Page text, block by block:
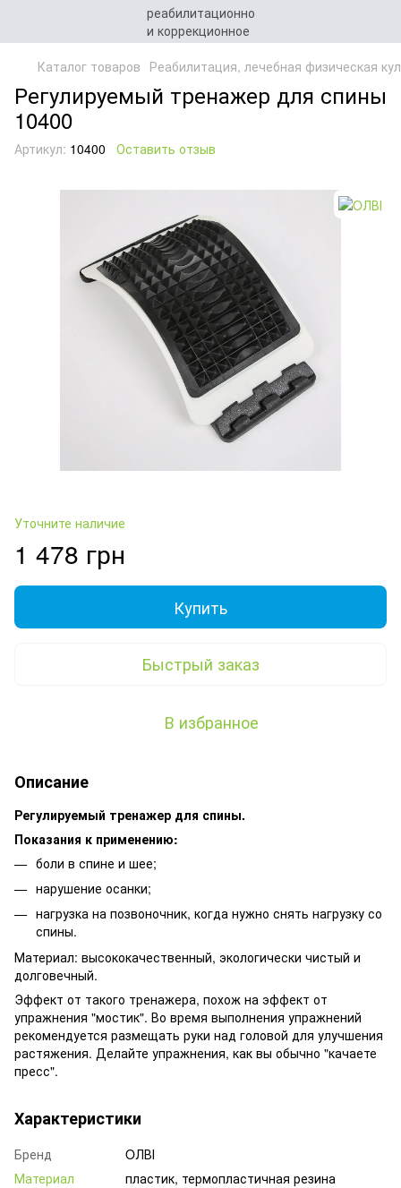
Каталог товаров Реабилитация, лечебная физическая
Регулируемый тренажер для спины
10400
Артикул: 10400 Оставить отзыв
Уточните наличие
1 478 грн
Купить
Быстрый заказ
В избранное
Описание
Регулируемый тренажер для спины.
Показания к применению:
боли в спине и шее;
нарушение осанки;
нагрузка на позвоночник, когда нужно снять нагрузку со
спины.
Материал: высококачественный, экологически чистый и
долговечный.
Эффект от такого тренажера, похож на эффект от
упражнения "мостик". Во время выполнения упражнений
рекомендуется размещать руки над головой для улучшения
растяжения. Делайте упражнения, как вы обычно "качаете
пресс".
Характеристики
Бренд
OЛВІ
Материал
пластик, термопластичная резина